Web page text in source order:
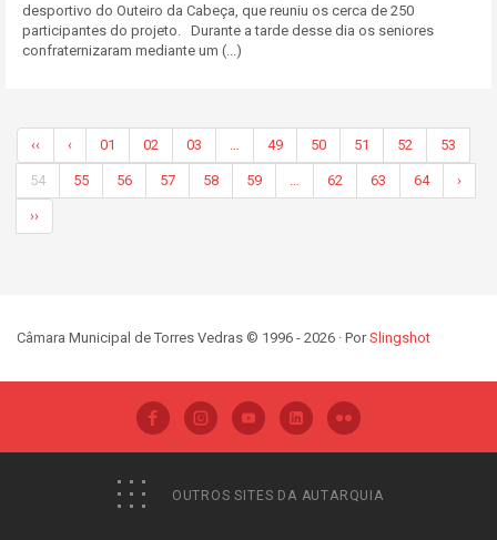
desportivo do Outeiro da Cabeça, que reuniu os cerca de 250
participantes do projeto. Durante a tarde desse dia os seniores
confraternizaram mediante um (...)
‹‹ ‹ 01 02 03 … 49 50 51 52 53
54 55 56 57 58 59 … 62 63 64 ›
››
Câmara Municipal de Torres Vedras © 1996 - 2026 · PorSlingshot
OUTROS SITES DA AUTARQUIA